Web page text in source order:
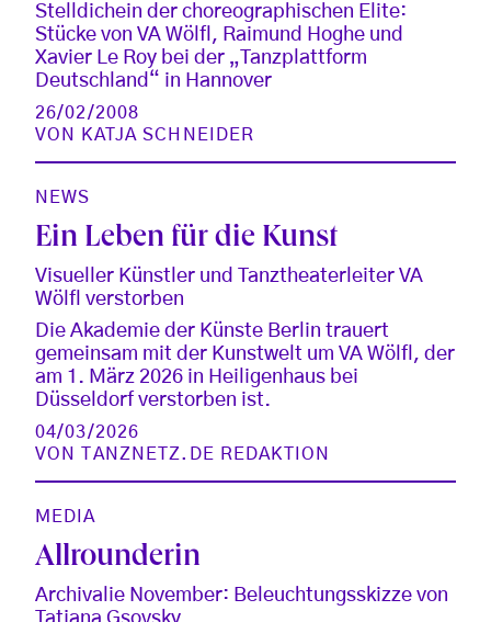
Stelldichein der choreographischen Elite:
Stücke von VA Wölfl, Raimund Hoghe und
Xavier Le Roy bei der „Tanzplattform
Deutschland“ in Hannover
26/02/2008
VON
KATJA SCHNEIDER
NEWS
Ein Leben für die Kunst
Visueller Künstler und Tanztheaterleiter VA
Wölfl verstorben
Die Akademie der Künste Berlin trauert
gemeinsam mit der Kunstwelt um VA Wölfl, der
am 1. März 2026 in Heiligenhaus bei
Düsseldorf verstorben ist.
04/03/2026
VON
TANZNETZ.DE REDAKTION
MEDIA
Allrounderin
Archivalie November: Beleuchtungsskizze von